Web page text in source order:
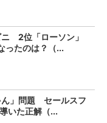
2位「ローソン」
ったのは？（...
ん」問題 セールスフ
いた正解（...